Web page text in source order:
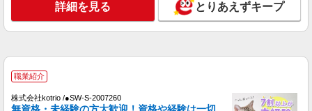
線の王子駅からは徒歩10分程度です！
キープ 詳細を見る
株式会社kotrio /●SW-S-2007524
高時給！十条駅の就労支援施設＊未経験で時給
詳細を見る とりあえずキープ
職業紹介
株式会社kotrio /●SW-S-2007260